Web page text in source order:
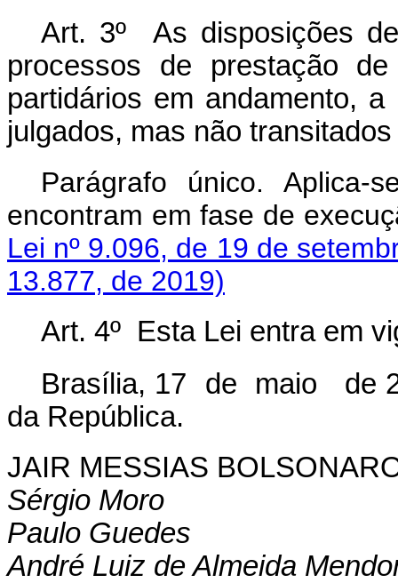
Art. 3º As disposições
processos de prestação
partidários em andamento,
julgados, mas não
Parágrafo único.
encontram em fase de
Lei nº 9.096, de 19 de
13.877, de 2019)
Art. 4º Esta Lei entra em
Brasília, 17 de maio de
da República.
JAIR MESSIAS
Sérgio Moro
Paulo Guedes
André Luiz de Almeida